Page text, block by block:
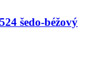
šedo-béžový